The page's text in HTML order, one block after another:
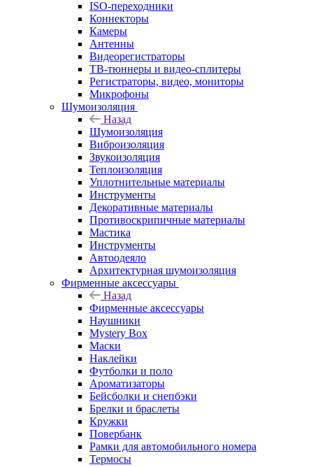
ISO-переходники
Коннекторы
Камеры
Антенны
Видеорегистраторы
ТВ-тюннеры и видео-сплитеры
Регистраторы, видео, мониторы
Микрофоны
Шумоизоляция
Назад
Шумоизоляция
Виброизоляция
Звукоизоляция
Теплоизоляция
Уплотнительные материалы
Инструменты
Декоративные материалы
Противоскрипичные материалы
Мастика
Инструменты
Автоодеяло
Архитектурная шумоизоляция
Фирменные аксессуары
Назад
Фирменные аксессуары
Наушники
Mystery Box
Маски
Наклейки
Футболки и поло
Ароматизаторы
Бейсболки и снепбэки
Брелки и браслеты
Кружки
Повербанк
Рамки для автомобильного номера
Термосы